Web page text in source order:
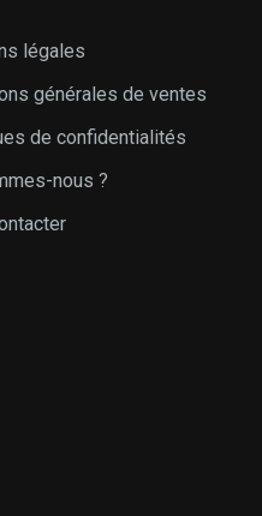
légales
générales de ventes
de confidentialités
nous ?